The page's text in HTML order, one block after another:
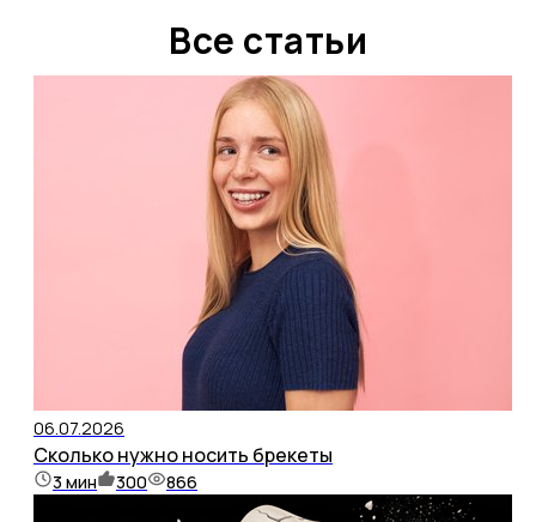
Все статьи
06.07.2026
Сколько нужно носить брекеты
3 мин 300 866